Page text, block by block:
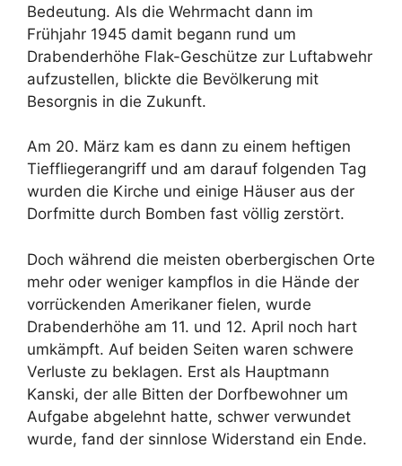
Bedeutung. Als die Wehrmacht dann im
Frühjahr 1945 damit begann rund um
Drabenderhöhe Flak-Geschütze zur Luftabwehr
aufzustellen, blickte die Bevölkerung mit
Besorgnis in die Zukunft.
Am 20. März kam es dann zu einem heftigen
Tieffliegerangriff und am darauf folgenden Tag
wurden die Kirche und einige Häuser aus der
Dorfmitte durch Bomben fast völlig zerstört.
Doch während die meisten oberbergischen Orte
mehr oder weniger kampflos in die Hände der
vorrückenden Amerikaner fielen, wurde
Drabenderhöhe am 11. und 12. April noch hart
umkämpft. Auf beiden Seiten waren schwere
Verluste zu beklagen. Erst als Hauptmann
Kanski, der alle Bitten der Dorfbewohner um
Aufgabe abgelehnt hatte, schwer verwundet
wurde, fand der sinnlose Widerstand ein Ende.